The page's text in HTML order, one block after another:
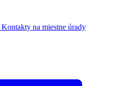
Kontakty na miestne úrady